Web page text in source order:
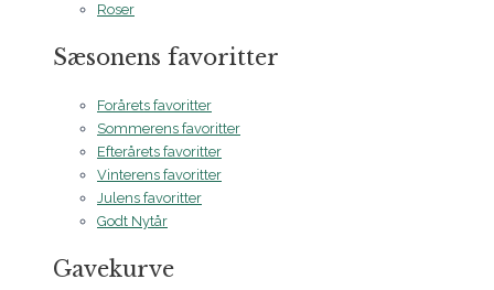
Roser
Sæsonens favoritter
Forårets favoritter
Sommerens favoritter
Efterårets favoritter
Vinterens favoritter
Julens favoritter
Godt Nytår
Gavekurve